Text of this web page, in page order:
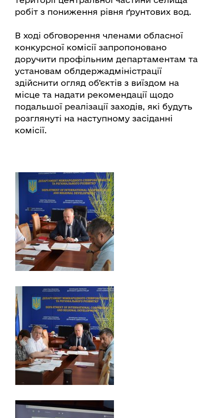
робіт з пониження рівня ґрунтових вод.
В ході обговорення членами обласної
конкурсної комісії запропоновано
доручити профільним департаментам та
установам облдержадміністрації
здійснити огляд об’єктів з виїздом на
місце та надати рекомендації щодо
подальшої реалізації заходів, які будуть
розглянуті на наступному засіданні
комісії.